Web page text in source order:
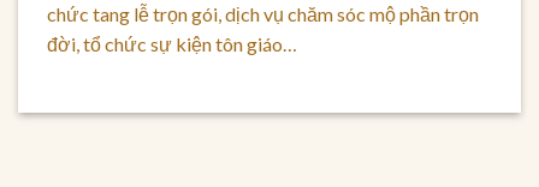
chức tang lễ trọn gói, dịch vụ chăm sóc mộ phần trọn
đời, tổ chức sự kiện tôn giáo…